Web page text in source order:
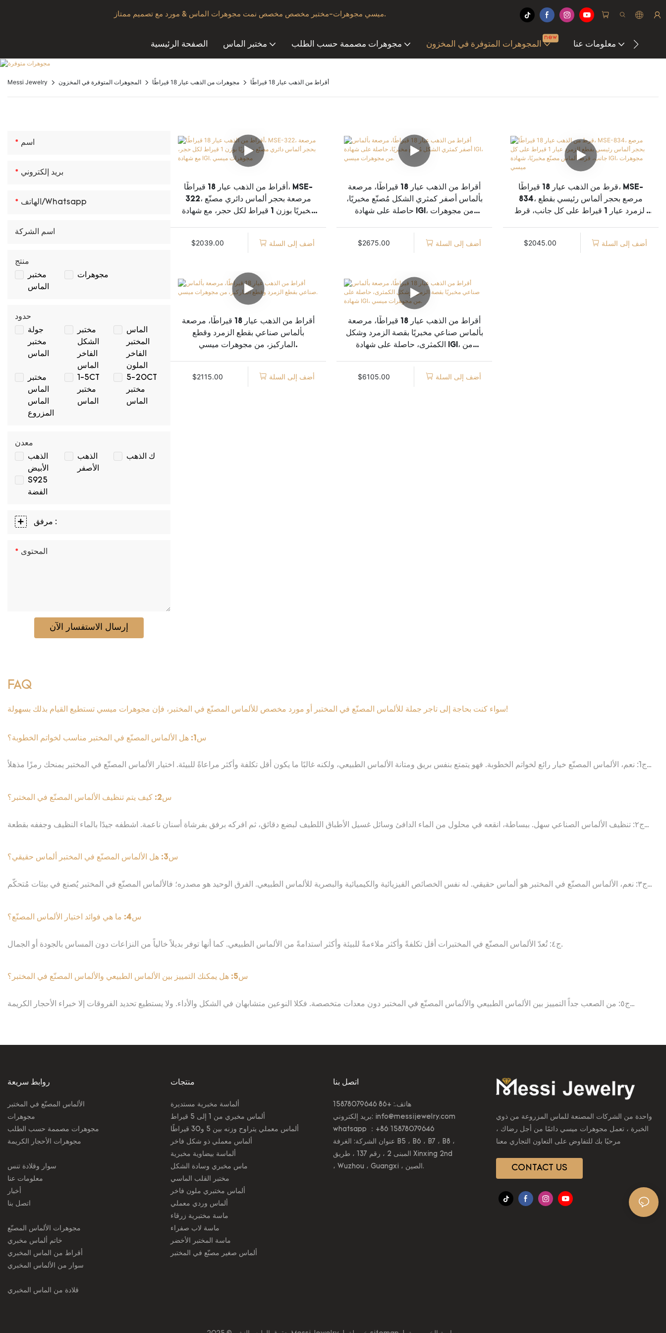
ميسي مجوهرات-مختبر مخصص مخصص نمت مجوهرات الماس & مورد مع تصميم ممتاز.
الصفحة الرئيسية مختبر الماس مجوهرات مصممة حسب الطلب المجوهرات المتوفرة في المخزون
new
معلومات عنا
Messi Jewelry المجوهرات المتوفرة في المخزون مجوهرات من الذهب عيار 18 قيراطًا أقراط من الذهب عيار 18 قيراطًا
اسم
بريد إلكتروني
الهاتف/whatsapp
اسم الشركة
مختبر
الماس
مجوهرات
منتج
جولة
مختبر
الماس
مختبر
الشكل
الفاخر
الماس
الماس
المختبر
الفاخر
الملون
مختبر
الماس
الماس
المزروع
1-5CT
مختبر
الماس
5-20CT
مختبر
الماس
حدود
الذهب
الأبيض
الذهب
الأصفر
ك الذهب
S925
الفضة
معدن
مرفق :
المحتوى
إرسال الاستفسار الآن
أقراط من الذهب عيار 18 قيراطًا، MSE-
322، مرصعة بحجر ألماس دائري مصنّع
مخبريًا بوزن 1 قيراط لكل حجر، مع شهادة
$2039.00 أضف إلى السلة
أقراط من الذهب عيار 18 قيراطًا، مرصعة
بألماس أصفر كمثري الشكل مُصنّع مخبريًا،
حاصلة على شهادة IGI، من مجوهرات
$2675.00 أضف إلى السلة
قرط من الذهب عيار 18 قيراطًا، MSE-
834، مرصع بحجر ألماس رئيسي بقطع
الزمرد عيار 1 قيراط على كل جانب، قرط
ميسي
$2045.00 أضف إلى السلة
أقراط من الذهب عيار 18 قيراطًا، مرصعة
بألماس صناعي بقطع الزمرد وقطع
الماركيز، من مجوهرات ميسي.
$2115.00 أضف إلى السلة
أقراط من الذهب عيار 18 قيراطًا، مرصعة
بألماس صناعي مخبريًا بقصة الزمرد وشكل
الكمثرى، حاصلة على شهادة IGI، من
$6105.00 أضف إلى السلة
FAQ
سواء كنت بحاجة إلى تاجر جملة للألماس المصنّع في المختبر أو مورد مخصص للألماس المصنّع في المختبر، فإن مجوهرات ميسي تستطيع القيام بذلك بسهولة!
س1: هل الألماس المصنّع في المختبر مناسب لخواتم الخطوبة؟
ج1: نعم، الألماس المصنّع خيار رائع لخواتم الخطوبة. فهو يتمتع بنفس بريق ومتانة الألماس الطبيعي، ولكنه غالبًا ما يكون أقل تكلفة وأكثر مراعاةً للبيئة. اختيار الألماس المصنّع في المختبر يمنحك رمزًا مذهلاً
س2: كيف يتم تنظيف الألماس المصنّع في المختبر؟
ج٢: تنظيف الألماس الصناعي سهل. ببساطة، انقعه في محلول من الماء الدافئ وسائل غسيل الأطباق اللطيف لبضع دقائق، ثم افركه برفق بفرشاة أسنان ناعمة. اشطفه جيدًا بالماء النظيف وجففه بقطعة
س3: هل الألماس المصنّع في المختبر ألماس حقيقي؟
ج٣: نعم، الألماس المصنّع في المختبر هو ألماس حقيقي. له نفس الخصائص الفيزيائية والكيميائية والبصرية للألماس الطبيعي. الفرق الوحيد هو مصدره؛ فالألماس المصنّع في المختبر يُصنع في بيئات مُتحكّم
س4: ما هي فوائد اختيار الألماس المصنّع؟
ج٤: تُعدّ الألماس المصنّع في المختبرات أقل تكلفةً وأكثر ملاءمةً للبيئة وأكثر استدامةً من الألماس الطبيعي. كما أنها توفر بديلاً خالياً من النزاعات دون المساس بالجودة أو الجمال.
س5: هل يمكنك التمييز بين الألماس الطبيعي والألماس المصنّع في المختبر؟
ج٥: من الصعب جداً التمييز بين الألماس الطبيعي والألماس المصنّع في المختبر دون معدات متخصصة. فكلا النوعين متشابهان في الشكل والأداء. ولا يستطيع تحديد الفروقات إلا خبراء الأحجار الكريمة
روابط سريعة
الألماس المصنّع في المختبر
مجوهرات
مجوهرات مصممة حسب الطلب
مجوهرات الأحجار الكريمة
سوار وقلادة تنس
معلومات عنا
أخبار
اتصل بنا
مجوهرات الألماس المصنّع
خاتم ألماس مخبري
أقراط من الماس المخبري
سوار من الألماس المخبري
قلادة من الماس المخبري
منتجات
ألماسة مخبرية مستديرة
ألماس مخبري من 1 إلى 5 قيراط
ألماس معملي يتراوح وزنه بين 5 و30 قيراطًا
ألماس معملي ذو شكل فاخر
ألماسة بيضاوية مخبرية
ماس مخبري وسادة الشكل
مختبر القلب الماسي
ألماس مختبري ملون فاخر
ألماس وردي معملي
ماسة مختبرية زرقاء
ماسة لاب صفراء
ماسة المختبر الأخضر
ألماس صغير مصنّع في المختبر
اتصل بنا
هاتف.: +86 15878079646
بريد إلكتروني: info@messijewelry.com
whatsapp ：+86 15878079646
عنوان الشركة: الغرفة B5 ، B6 ، B7 ، B8 ،
المبنى 2 ، رقم 137 ، طريق Xinxing 2nd
، Wuzhou ، Guangxi ، الصين.
واحدة من الشركات المصنعة للماس المزروعة من ذوي
الخبرة ، تعمل مجوهرات ميسي دائمًا من أجل رضاك ​​،
CONTACT US